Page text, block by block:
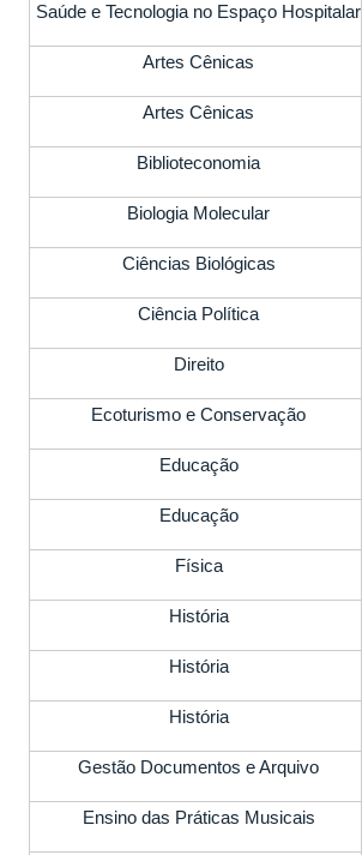
Saúde e Tecnologia no Espaço Hospitalar
Artes Cênicas
Artes Cênicas
Biblioteconomia
Biologia Molecular
Ciências Biológicas
Ciência Política
Direito
Ecoturismo e Conservação
Educação
Educação
Física
História
História
História
Gestão Documentos e Arquivo
Ensino das Práticas Musicais